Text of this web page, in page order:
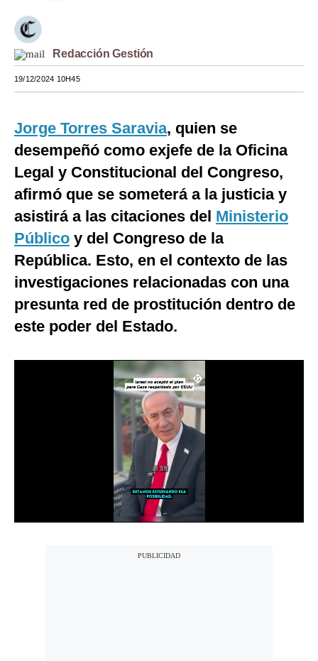
Viajes
Moda
Estilos
EEUU
México
España
Internacional
Tecnología
Club del Suscriptor
Mix
G de Gestión
Notas Contratadas
Redacción Gestión
19/12/2024 10H45
Jorge Torres Saravia, quien se
desempeñó como exjefe de la Oficina
Legal y Constitucional del Congreso,
afirmó que se someterá a la justicia y
asistirá a las citaciones del Ministerio
Público y del Congreso de la
República. Esto, en el contexto de las
investigaciones relacionadas con una
presunta red de prostitución dentro de
este poder del Estado.